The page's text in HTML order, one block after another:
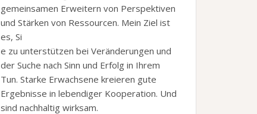
gemeinsamen Erweitern von Perspektiven
und Stärken von Ressourcen. Mein Ziel ist
es, Si
e zu unterstützen bei Veränderungen und
der Suche nach Sinn und Erfolg in Ihrem
Tun. Starke Erwachsene kreieren gute
Ergebnisse in lebendiger Kooperation. Und
sind nachhaltig wirksam.